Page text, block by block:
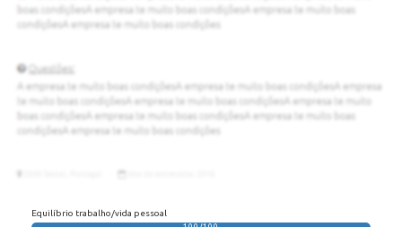
Equilíbrio trabalho/vida pessoal